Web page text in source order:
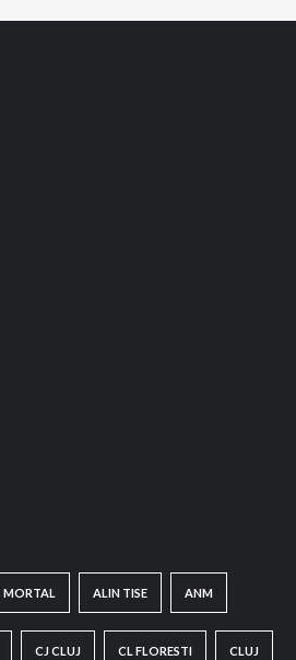
MORTAL ALIN TISE ANM
CJ CLUJ CL FLORESTI CLUJ